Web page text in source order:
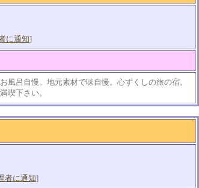
に通知]
呂自慢。地元素材で味自慢。心ずくしの旅の宿。
喫下さい。
者に通知]